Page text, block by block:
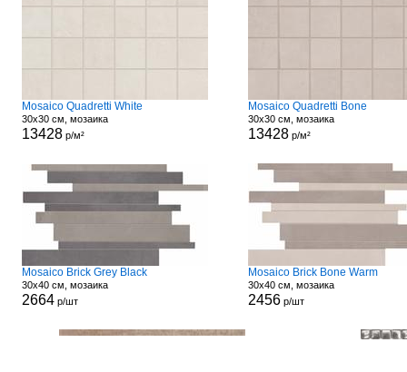
Mosaico Quadretti White
30x30 см, мозаика
13428р/м²
Mosaico Quadretti Bone
30x30 см, мозаика
13428р/м²
Mosaico Brick Grey Black
30x40 см, мозаика
2664р/шт
Mosaico Brick Bone Warm
30x40 см, мозаика
2456р/шт